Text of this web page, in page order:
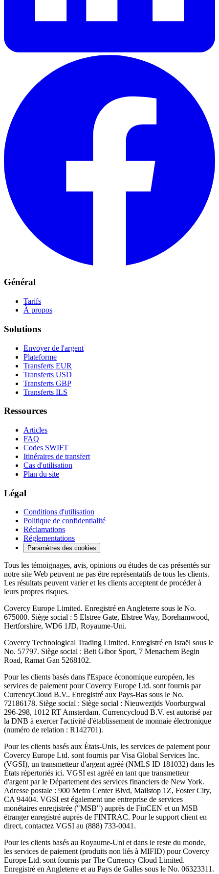
Général
Tarifs
À propos
Solutions
Envoyer de l'argent
Plateforme
Transferts EUR
Transferts USD
Transferts GBP
Transferts ILS
Ressources
Articles
FAQ
Codes SWIFT
Itinéraires de transfert
Cas d'utilisation
Plan du site
Légal
Conditions d'utilisation
Politique de confidentialité
Réclamations
Réglementations
Paramètres des cookies
Tous les témoignages, avis, opinions ou études de cas présentés sur
notre site Web peuvent ne pas être représentatifs de tous les clients.
Les résultats peuvent varier et les clients acceptent de procéder à
leurs propres risques.
Covercy Europe Limited. Enregistré en Angleterre sous le No.
675000. Siège social : 5 Elstree Gate, Elstree Way, Borehamwood,
Hertforshire, WD6 1JD, Royaume-Uni.
Covercy Technological Trading Limited. Enregistré en Israël sous le
No. 57797. Siège social : Beit Gibor Sport, 7 Menachem Begin
Road, Ramat Gan 5268102.
Pour les clients basés dans l'Espace économique européen, les
services de paiement pour Covercy Europe Ltd. sont fournis par
CurrencyCloud B.V.. Enregistré aux Pays-Bas sous le No.
72186178. Siège social : Siège social : Nieuwezijds Voorburgwal
296-298, 1012 RT Amsterdam. Currencycloud B.V. est autorisé par
la DNB à exercer l'activité d'établissement de monnaie électronique
(numéro de relation : R142701).
Pour les clients basés aux États-Unis, les services de paiement pour
Covercy Europe Ltd. sont fournis par Visa Global Services Inc.
(VGSI), un transmetteur d'argent agréé (NMLS ID 181032) dans les
États répertoriés ici. VGSI est agréé en tant que transmetteur
d'argent par le Département des services financiers de New York.
Adresse postale : 900 Metro Center Blvd, Mailstop 1Z, Foster City,
CA 94404. VGSI est également une entreprise de services
monétaires enregistrée ("MSB") auprès de FinCEN et un MSB
étranger enregistré auprès de FINTRAC. Pour le support client en
direct, contactez VGSI au (888) 733-0041.
Pour les clients basés au Royaume-Uni et dans le reste du monde,
les services de paiement (produits non liés à MIFID) pour Covercy
Europe Ltd. sont fournis par The Currency Cloud Limited.
Enregistré en Angleterre et au Pays de Galles sous le No. 06323311.